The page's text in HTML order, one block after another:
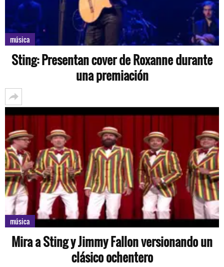
música
Sting: Presentan cover de Roxanne durante
una premiación
música
Mira a Sting y Jimmy Fallon versionando un
clásico ochentero